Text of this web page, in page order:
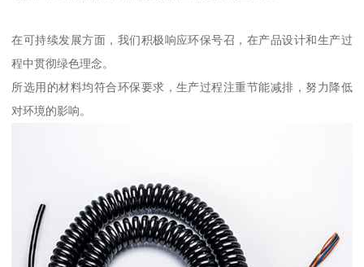
在可持续发展方面，我们积极响应环保号召，在产品设计和生产过
程中贯彻绿色理念。
所选用的材料均符合环保要求，生产过程注重节能减排，努力降低
对环境的影响。